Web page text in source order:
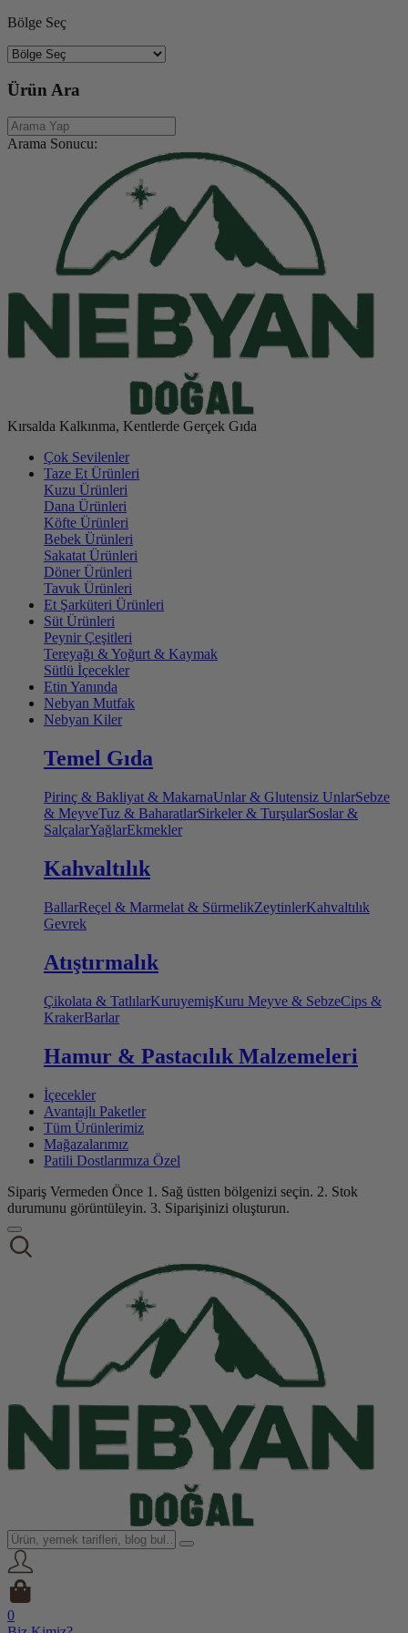
Bölge Seç
Ürün Ara
Arama Sonucu:
Kırsalda Kalkınma, Kentlerde Gerçek Gıda
Çok Sevilenler
Taze Et Ürünleri
Kuzu Ürünleri
Dana Ürünleri
Köfte Ürünleri
Bebek Ürünleri
Sakatat Ürünleri
Döner Ürünleri
Tavuk Ürünleri
Et Şarküteri Ürünleri
Süt Ürünleri
Peynir Çeşitleri
Tereyağı & Yoğurt & Kaymak
Sütlü İçecekler
Etin Yanında
Nebyan Mutfak
Nebyan Kiler
Temel Gıda
Pirinç & Bakliyat & MakarnaUnlar & Glutensiz UnlarSebze
& MeyveTuz & BaharatlarSirkeler & TurşularSoslar &
SalçalarYağlarEkmekler
Kahvaltılık
BallarReçel & Marmelat & SürmelikZeytinlerKahvaltılık
Gevrek
Atıştırmalık
Çikolata & TatlılarKuruyemişKuru Meyve & SebzeCips &
KrakerBarlar
Hamur & Pastacılık Malzemeleri
İçecekler
Avantajlı Paketler
Tüm Ürünlerimiz
Mağazalarımız
Patili Dostlarımıza Özel
Sipariş Vermeden Önce 1. Sağ üstten bölgenizi seçin. 2. Stok
durumunu görüntüleyin. 3. Siparişinizi oluşturun.
0